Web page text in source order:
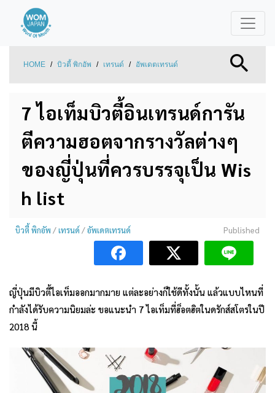
HOME / บิวตี้ พิกอัพ / เทรนด์ / อัพเดตเทรนด์
7 ไอเท็มบิวตี้อินเทรนด์การัน
ตีความฮอตจากรางวัลต่างๆ
ของญี่ปุ่นที่ควรบรรจุเป็น Wis
h list
บิวตี้ พิกอัพ /เทรนด์/อัพเดตเทรนด์ Published
ญี่ปุ่นมีบิวตี้ไอเท็มออกมากมาย แต่ละอย่างก็ใช้ดีทั้งนั้น แล้วแบบไหนที่
กำลังได้รับความนิยมล่ะ ขอแนะนำ 7 ไอเท็มที่ฮ็อตฮิตในดรักส์สโตรในปี
2018 นี้